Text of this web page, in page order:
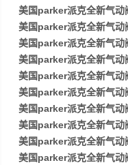
美国parker派克全新气动
美国parker派克全新气
美国parker派克全新气
美国parker派克全新气动
美国parker派克全新气动
美国parker派克全新气动
美国parker派克全新气动
美国parker派克全新气动
美国parker派克全新气
美国parker派克全新气动